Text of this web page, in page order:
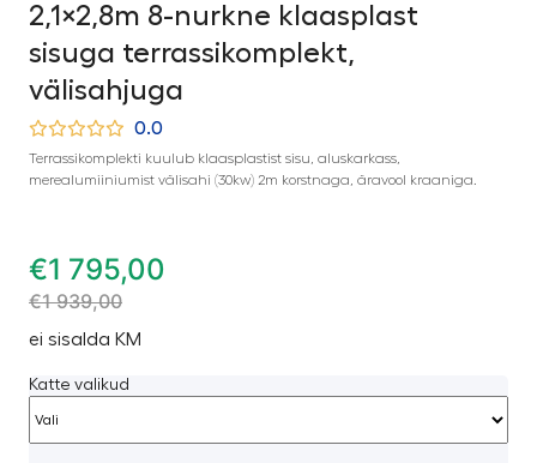
2,1×2,8m 8-nurkne klaasplast
sisuga terrassikomplekt,
välisahjuga
0.0
Terrassikomplekti kuulub klaasplastist sisu, aluskarkass,
merealumiiniumist välisahi (30kw) 2m korstnaga, äravool kraaniga.
€1 795,00
€1 939,00
ei sisalda KM
Katte valikud